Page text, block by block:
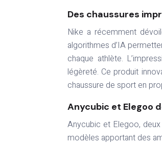
Des chaussures
Nike a récemment
algorithmes d’IA
chaque athlète.
légèreté. Ce produit
chaussure de sport en
Anycubic et Elegoo
Anycubic et Elegoo,
modèles apportant des